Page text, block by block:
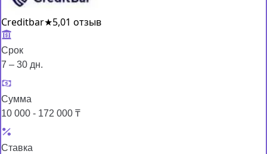
Creditbar★5,01 отзыв
Срок
7 – 30 дн.
Сумма
10 000 - 172 000 ₸
Ставка